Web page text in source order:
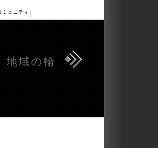
ミュニティ
地域の輪